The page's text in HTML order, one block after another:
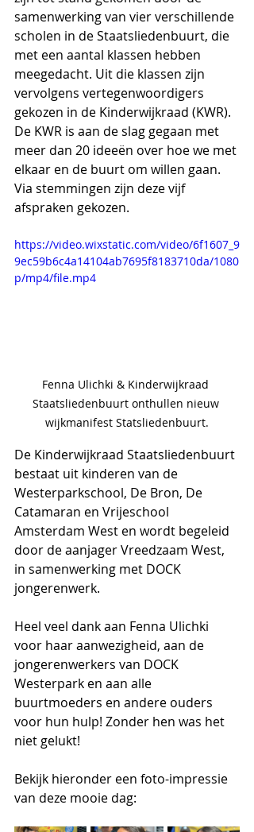
samenwerking van vier verschillende
scholen in de Staatsliedenbuurt, die
met een aantal klassen hebben
meegedacht. Uit die klassen zijn
vervolgens vertegenwoordigers
gekozen in de Kinderwijkraad (KWR).
De KWR is aan de slag gegaan met
meer dan 20 ideeën over hoe we met
elkaar en de buurt om willen gaan.
Via stemmingen zijn deze vijf
afspraken gekozen.
https://video.wixstatic.com/video/6f1607_9
9ec59b6c4a14104ab7695f8183710da/1080
p/mp4/file.mp4
Fenna Ulichki & Kinderwijkraad
Staatsliedenbuurt onthullen nieuw
wijkmanifest Statsliedenbuurt.
De Kinderwijkraad Staatsliedenbuurt
bestaat uit kinderen van de
Westerparkschool, De Bron, De
Catamaran en Vrijeschool
Amsterdam West en wordt begeleid
door de aanjager Vreedzaam West,
in samenwerking met DOCK
jongerenwerk.
Heel veel dank aan Fenna Ulichki
voor haar aanwezigheid, aan de
jongerenwerkers van DOCK
Westerpark en aan alle
buurtmoeders en andere ouders
voor hun hulp! Zonder hen was het
niet gelukt!
Bekijk hieronder een foto-impressie
van deze mooie dag: